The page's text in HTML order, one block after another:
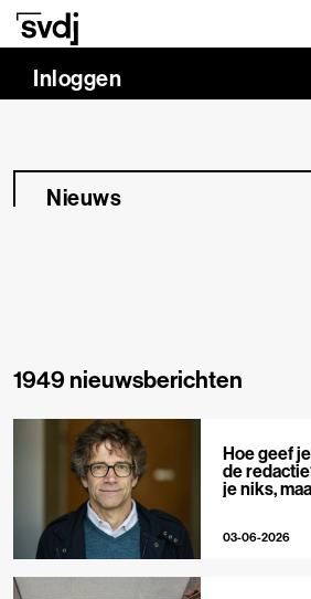
Naar hoofdinhoud
Inloggen
Nieuws
1949 nieuwsberichten
Hoe geef
de
je niks,
03-06-2026